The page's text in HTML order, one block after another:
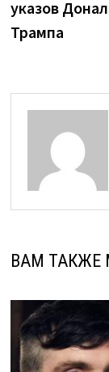
указов
Трампа
ВАМ ТАКЖЕ